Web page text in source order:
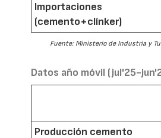
Importaciones
(cemento+clínker)
Fuente: Ministerio de Industria y
Datos año móvil (jul'25-
Producción cemento